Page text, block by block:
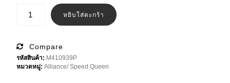
was:
฿7,100.00.
M410939P
HEATER-
10KW-
240V
PKG
หยิบใส่ตะกร้า
Compare
รหัสสินค้า: M410939P
หมวดหมู่: Alliance/ Speed Queen